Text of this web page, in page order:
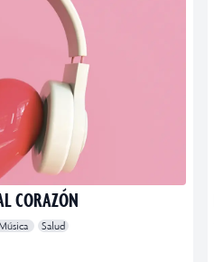
CORAZÓN
Salud